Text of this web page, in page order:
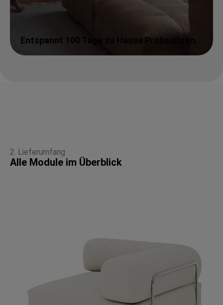
Entspannt 100 Tage zu Hause Probesitzen.
2. Lieferumfang
Alle Module im Überblick